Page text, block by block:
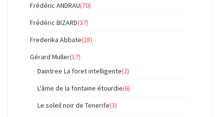
Frédéric ANDRAU(70)
Frédéric BIZARD(37)
Frederika Abbate(28)
Gérard Muller(17)
Daintree La foret intelligente(2)
L'âme de la fontaine étourdie(6)
Le soleil noir de Tenerife(3)